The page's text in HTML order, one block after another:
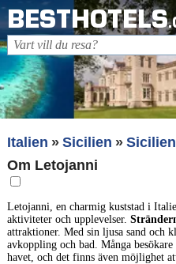
BESTHOTELS
Italien Sicilien Sicilien
Om Letojanni
Letojanni, en charmig kuststad i
aktiviteter och upplevelser.
attraktioner. Med sin ljusa sand och
avkoppling och bad. Många
havet, och det finns även möjlighet